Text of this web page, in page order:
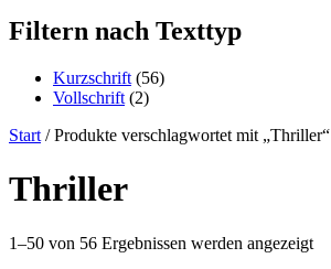
Filtern nach Texttyp
Kurzschrift (56)
Vollschrift (2)
Start / Produkte verschlagwortet mit „Thriller“
Thriller
1–50 von 56 Ergebnissen werden angezeigt